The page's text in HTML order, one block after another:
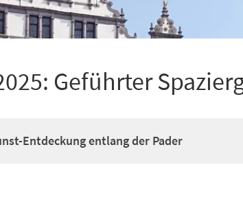
Geführter
Entdeckung entlang der Pader